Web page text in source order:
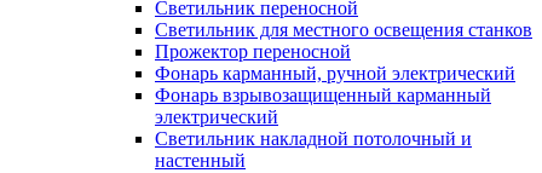
Светильник переносной
Светильник для местного освещения станков
Прожектор переносной
Фонарь карманный, ручной электрический
Фонарь взрывозащищенный карманный
электрический
Светильник накладной потолочный и
настенный